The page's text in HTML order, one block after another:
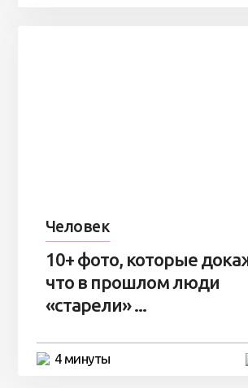
Человек
10+ фото, которые
что в прошлом люди
«старели» ...
4 минуты